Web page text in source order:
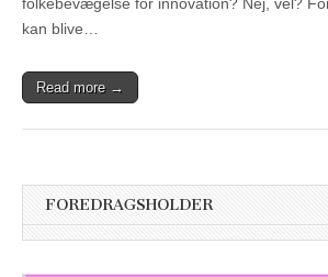
kan blive…
Read more →
FOREDRAGSHOLDER